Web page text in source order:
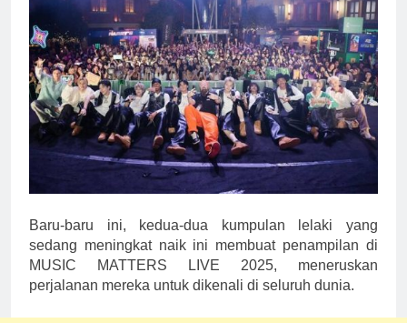
Baru-baru ini, kedua-dua kumpulan lelaki yang
sedang meningkat naik ini membuat penampilan di
MUSIC MATTERS LIVE 2025, meneruskan
perjalanan mereka untuk dikenali di seluruh dunia.